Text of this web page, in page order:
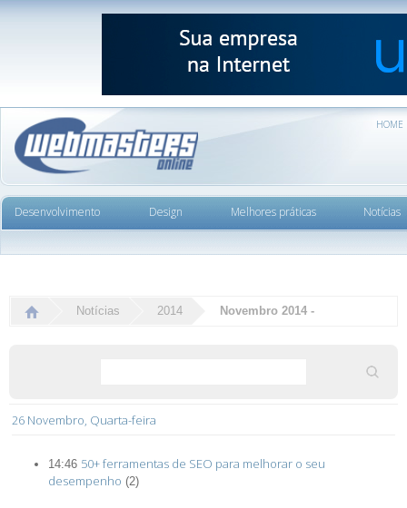
HOME
Desenvolvimento Design Melhores práticas Notícias
Notícias 2014 Novembro 2014 -
26 Novembro, Quarta-feira
14:46 50+ ferramentas de SEO para melhorar o seu
desempenho (2)